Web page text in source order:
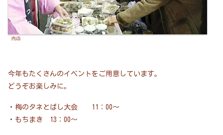
売店
今年もたくさんのイベントをご用意しています。
どうぞお楽しみに。
・梅のタネとばし大会 11：00～
・もちまき 13：00～